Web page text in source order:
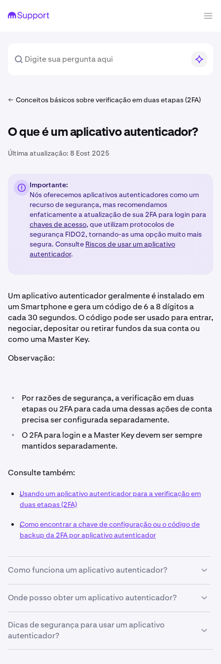
Conceitos básicos sobre verificação em duas etapas (2FA)
O que é um aplicativo autenticador?
Última atualização: 8 Eost 2025
Importante:
Nós oferecemos aplicativos autenticadores como um
recurso de segurança, mas recomendamos
enfaticamente a atualização de sua 2FA para login para
chaves de acesso, que utilizam protocolos de
segurança FIDO2, tornando-as uma opção muito mais
segura. Consulte Riscos de usar um aplicativo
autenticador.
Um aplicativo autenticador geralmente é instalado em
um Smartphone e gera um código de 6 a 8 dígitos a
cada 30 segundos. O código pode ser usado para entrar,
negociar, depositar ou retirar fundos da sua conta ou
como uma Master Key.
Observação:
•
Por razões de segurança, a verificação em duas
etapas ou 2FA para cada uma dessas ações de conta
precisa ser configurada separadamente.
•
O 2FA para login e a Master Key devem ser sempre
mantidos separadamente.
Consulte também:
Usando um aplicativo autenticador para a verificação em
duas etapas (2FA)
Como encontrar a chave de configuração ou o código de
backup da 2FA por aplicativo autenticador
Como funciona um aplicativo autenticador?
Os códigos são gerados a partir de uma chave secreta
que é compartilhada entre o serviço que você está
usando (como a Kraken) e seu dispositivo, bem como a
hora atual. A chave secreta fornecida no momento do
download é tudo o que é necessário para o
Onde posso obter um aplicativo autenticador?
Há uma variedade de aplicativos autenticadores que
você pode baixar para seu smartphone.
Dicas de segurança para usar um aplicativo
autenticador?